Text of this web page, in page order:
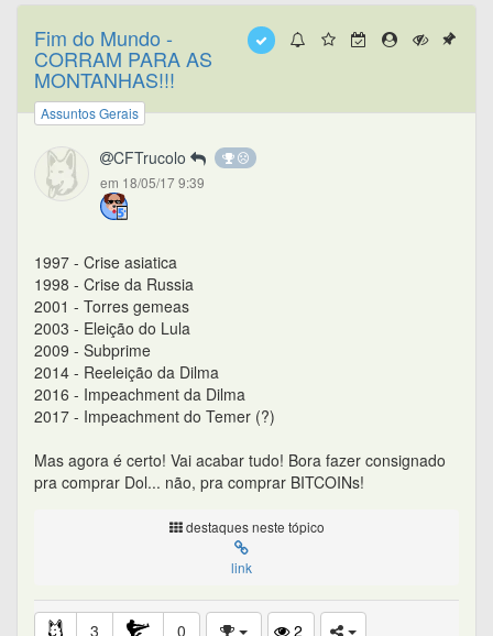
Fim do Mundo -
CORRAM PARA AS
MONTANHAS!!!
Assuntos Gerais
CFTrucolo
em 18/05/17 9:39
1997 - Crise asiatica
1998 - Crise da Russia
2001 - Torres gemeas
2003 - Eleição do Lula
2009 - Subprime
2014 - Reeleição da Dilma
2016 - Impeachment da Dilma
2017 - Impeachment do Temer (?)
Mas agora é certo! Vai acabar tudo! Bora fazer consignado
pra comprar Dol... não, pra comprar BITCOINs!
destaques neste tópico
link
3 0
2